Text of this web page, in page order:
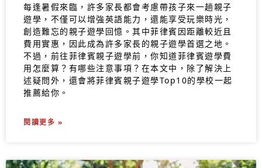
每逢暑假來臨，許多家長都會考慮帶孩子來一趟親子
遊學，不僅可以增強英語能力，還能享受玩樂時光，
創造難忘的親子遊學回憶。其中菲律賓因距離較近且
費用實惠，因此成為許多家長的親子遊學首選之地。
不過，前往菲律賓親子遊學前，你知道菲律賓遊學費
用怎麼算？有哪些注意事項？在本文中，除了解決上
述疑問外，還會將菲律賓親子遊學Top10的學校一起
推薦給你。
閱讀更多 »